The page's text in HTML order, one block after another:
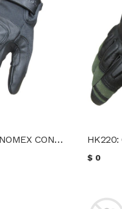
Guante Táctico NOMEX CONDOR
$ 0